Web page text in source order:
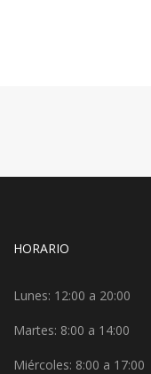
HORARIO
Lunes: 12:00 a 20:00
Martes: 8:00 a 14:00
Miércoles: 8:00 a 17:00